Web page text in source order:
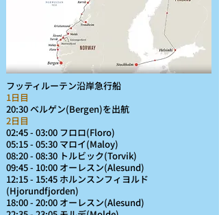
フッティルーテン沿岸急行船
1日目
20:30 ベルゲン(Bergen)を出航
2日目
02:45 - 03:00 フロロ(Floro)
05:15 - 05:30 マロイ(Maloy)
08:20 - 08:30 トルビック(Torvik)
09:45 - 10:00 オーレスン(Alesund)
12:15 - 15:45 ホルンスンフィヨルド
(Hjorundfjorden)
18:00 - 20:00 オーレスン(Alesund)